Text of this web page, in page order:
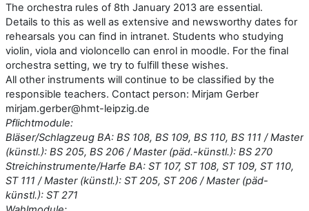
The orchestra rules of 8th January 2013 are essential.
Details to this as well as extensive and newsworthy dates for
rehearsals you can find in intranet. Students who studying
violin, viola and violoncello can enrol in moodle. For the final
orchestra setting, we try to fulfill these wishes.
All other instruments will continue to be classified by the
responsible teachers. Contact person: Mirjam Gerber
mirjam.gerber@hmt-leipzig.de
Pflichtmodule:
Bläser/Schlagzeug BA: BS 108, BS 109, BS 110, BS 111 / Master
(künstl.): BS 205, BS 206 / Master (päd.-künstl.): BS 270
Streichinstrumente/Harfe BA: ST 107, ST 108, ST 109, ST 110,
ST 111 / Master (künstl.): ST 205, ST 206 / Master (päd-
künstl.): ST 271